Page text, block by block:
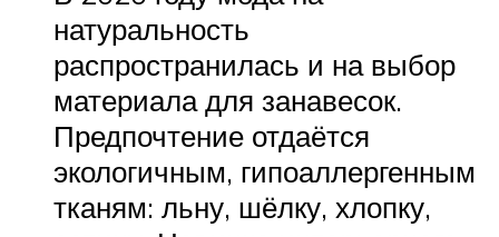
натуральность
распространилась и на выбор
материала для занавесок.
Предпочтение отдаётся
экологичным, гипоаллергенным
тканям: льну, шёлку, хлопку,